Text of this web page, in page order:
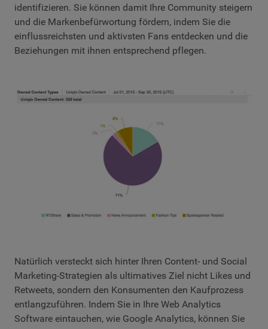
identifizieren. Sie können damit Ihre Community steigern
und die Markenbefürwortung fördern, indem Sie die
einflussreichsten und aktivsten Fans entdecken und die
Beziehungen mit ihnen entsprechend pflegen.
Natürlich versteckt sich hinter Ihren Content- und Social
Marketing-Strategien als ultimatives Ziel nicht Likes und
Retweets, sondern den Konsumenten den Kaufprozess
entlangzuführen. Indem Sie in Ihre Web Analytics
Software eintauchen, wie Google Analytics, können Sie